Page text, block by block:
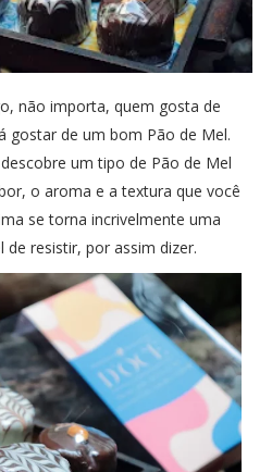
não importa, quem gosta de
gostar de um bom Pão de Mel.
um tipo de Pão de Mel
o aroma e a textura que você
se torna incrivelmente uma
de resistir, por assim dizer.